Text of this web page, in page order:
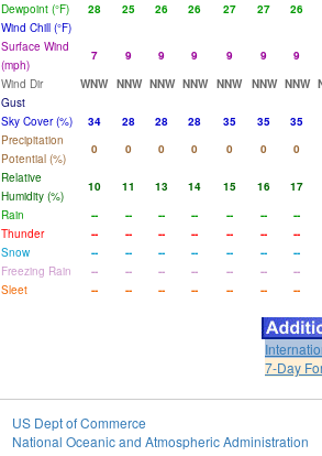
Dewpoint (°F)
28 25 26 26 27 27 26
Wind Chill (°F)
Surface Wind
(mph)
7 9 9 9 9 9 9
Wind Dir
WNW NNW NNW NNW NNW NNW NNW
Gust
Sky Cover (%)
34 28 28 28 35 35 35
Precipitation
Potential (%)
0 0 0 0 0 0 0
Relative
Humidity (%)
10 11 13 14 15 16 17
Rain
-- -- -- -- -- -- --
Thunder
-- -- -- -- -- -- --
Snow
-- -- -- -- -- -- --
Freezing Rain
-- -- -- -- -- -- --
Sleet
-- -- -- -- -- -- --
7-Day
US Dept of Commerce
National Oceanic and Atmospheric Administration